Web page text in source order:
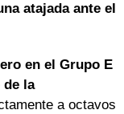
atajada ante el
en el Grupo E
de la
a octavos